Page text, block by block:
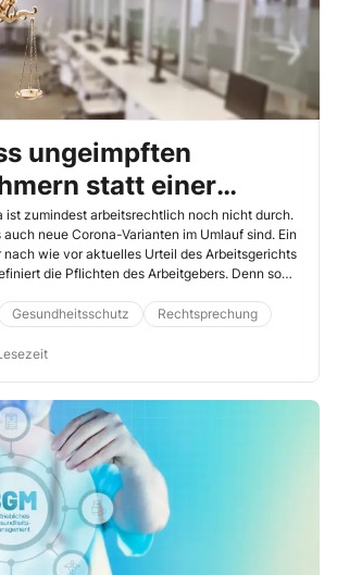
ungeimpften
statt einer
eine zumutbare
ist zumindest arbeitsrechtlich noch nicht durch.
neue Corona-Varianten im Umlauf sind. Ein
nach wie vor aktuelles Urteil des Arbeitsgerichts
die Pflichten des Arbeitgebers. Denn so
(ArbG Würzburg, 14.12.2022, Az. 3 Ca 496/22).
hat nicht nur Relevanz für Corona-Fälle, sondern
auf ungeimpfte Arbeitnehmer.
Gesundheitsschutz Rechtsprechung